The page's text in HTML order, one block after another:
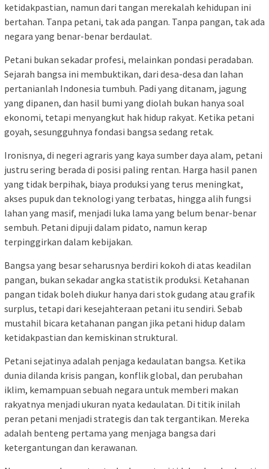
ketidakpastian, namun dari tangan merekalah kehidupan ini
bertahan. Tanpa petani, tak ada pangan. Tanpa pangan, tak ada
negara yang benar-benar berdaulat.
Petani bukan sekadar profesi, melainkan pondasi peradaban.
Sejarah bangsa ini membuktikan, dari desa-desa dan lahan
pertanianlah Indonesia tumbuh. Padi yang ditanam, jagung
yang dipanen, dan hasil bumi yang diolah bukan hanya soal
ekonomi, tetapi menyangkut hak hidup rakyat. Ketika petani
goyah, sesungguhnya fondasi bangsa sedang retak.
Ironisnya, di negeri agraris yang kaya sumber daya alam, petani
justru sering berada di posisi paling rentan. Harga hasil panen
yang tidak berpihak, biaya produksi yang terus meningkat,
akses pupuk dan teknologi yang terbatas, hingga alih fungsi
lahan yang masif, menjadi luka lama yang belum benar-benar
sembuh. Petani dipuji dalam pidato, namun kerap
terpinggirkan dalam kebijakan.
Bangsa yang besar seharusnya berdiri kokoh di atas keadilan
pangan, bukan sekadar angka statistik produksi. Ketahanan
pangan tidak boleh diukur hanya dari stok gudang atau grafik
surplus, tetapi dari kesejahteraan petani itu sendiri. Sebab
mustahil bicara ketahanan pangan jika petani hidup dalam
ketidakpastian dan kemiskinan struktural.
Petani sejatinya adalah penjaga kedaulatan bangsa. Ketika
dunia dilanda krisis pangan, konflik global, dan perubahan
iklim, kemampuan sebuah negara untuk memberi makan
rakyatnya menjadi ukuran nyata kedaulatan. Di titik inilah
peran petani menjadi strategis dan tak tergantikan. Mereka
adalah benteng pertama yang menjaga bangsa dari
ketergantungan dan kerawanan.